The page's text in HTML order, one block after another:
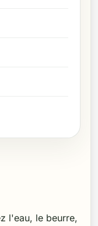
l'eau, le beurre,